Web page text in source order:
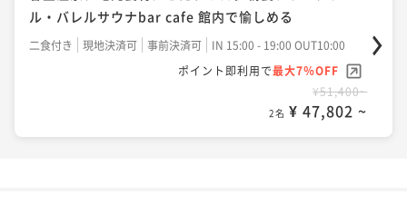
ル・バレルサウナbar cafe 館内で愉しめる
二食付き 現地決済可 事前決済可
IN 15:00 - 19:00 OUT10:00
ポイント即利用で最大7％OFF
¥51,400~
2名 ¥ 47,802 ~